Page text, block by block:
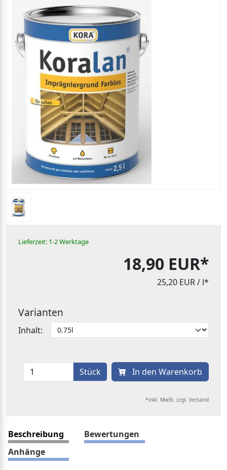
Lieferzeit: 1-2 Werktage
18,90 EUR*
25,20 EUR/ l*
Varianten
Inhalt:
Stück In den Warenkorb
*inkl. MwSt. zzgl. Versand
Beschreibung
Bewertungen
Anhänge